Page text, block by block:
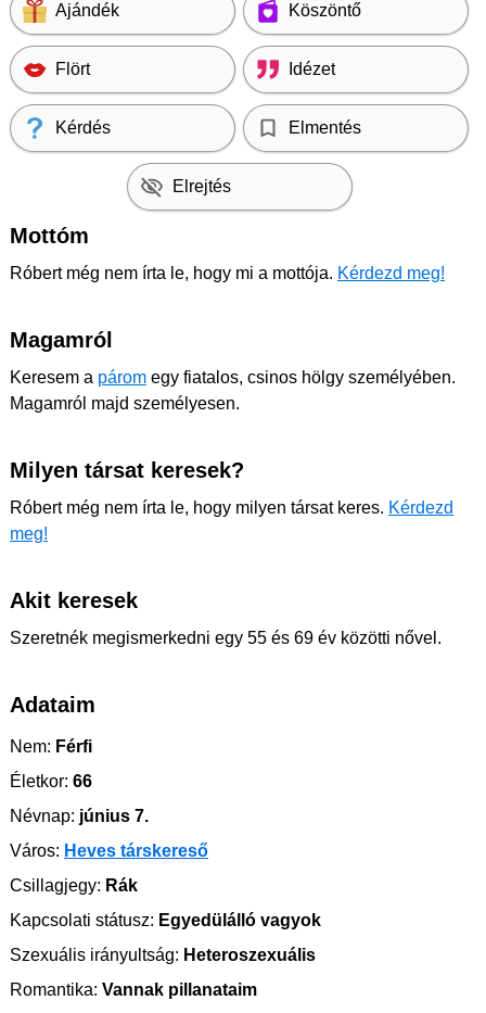
Ajándék Köszöntő
Flört Idézet
Kérdés Elmentés
Elrejtés
Mottóm
Róbert még nem írta le, hogy mi a mottója. Kérdezd meg!
Magamról
Keresem a párom egy fiatalos, csinos hölgy személyében.
Magamról majd személyesen.
Milyen társat keresek?
Róbert még nem írta le, hogy milyen társat keres. Kérdezd
meg!
Akit keresek
Szeretnék megismerkedni egy 55 és 69 év közötti nővel.
Adataim
Nem: Férfi
Életkor: 66
Névnap: június 7.
Város: Heves társkereső
Csillagjegy: Rák
Kapcsolati státusz: Egyedülálló vagyok
Szexuális irányultság: Heteroszexuális
Romantika: Vannak pillanataim